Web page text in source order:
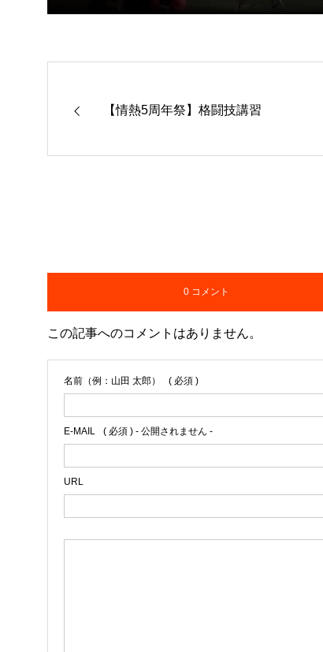
【情熱5周年祭】格闘技講習
0 コメント
この記事へのコメントはありません。
名前（例：山田 太郎） ( 必須 )
E-MAIL ( 必須 ) - 公開されません -
URL